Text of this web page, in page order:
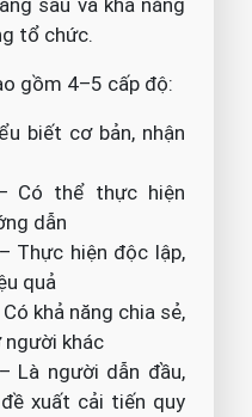
sâu và khả năng
tổ chức.
gồm 4–5 cấp độ:
biết cơ bản, nhận
Có thể thực hiện
dẫn
Thực hiện độc lập,
quả
khả năng chia sẻ,
người khác
Là người dẫn đầu,
xuất cải tiến quy